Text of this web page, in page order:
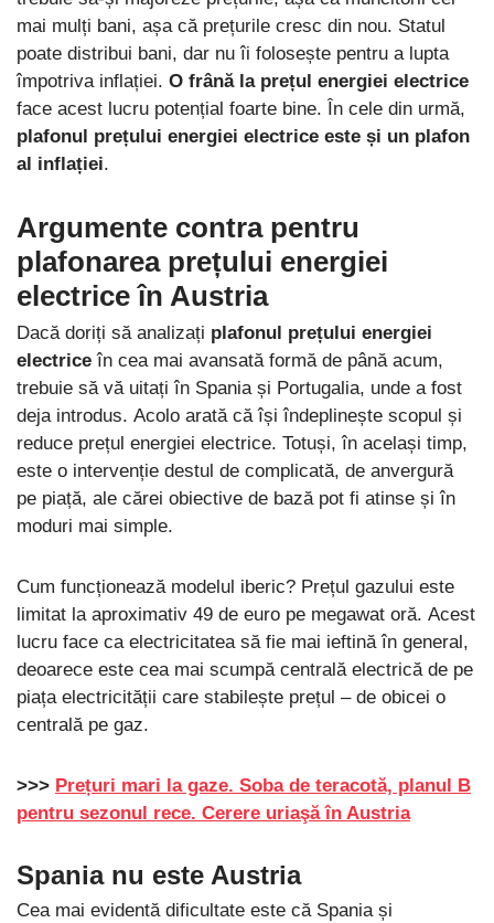
mai mulți bani, așa că prețurile cresc din nou. Statul
poate distribui bani, dar nu îi folosește pentru a lupta
împotriva inflației. O frână la prețul energiei electrice
face acest lucru potențial foarte bine. În cele din urmă,
plafonul prețului energiei electrice este și un plafon
al inflației.
Argumente contra pentru
plafonarea prețului energiei
electrice în Austria
Dacă doriți să analizați plafonul prețului energiei
electrice în cea mai avansată formă de până acum,
trebuie să vă uitați în Spania și Portugalia, unde a fost
deja introdus. Acolo arată că își îndeplinește scopul și
reduce prețul energiei electrice. Totuși, în același timp,
este o intervenție destul de complicată, de anvergură
pe piață, ale cărei obiective de bază pot fi atinse și în
moduri mai simple.
Cum funcționează modelul iberic? Prețul gazului este
limitat la aproximativ 49 de euro pe megawat oră. Acest
lucru face ca electricitatea să fie mai ieftină în general,
deoarece este cea mai scumpă centrală electrică de pe
piața electricității care stabilește prețul – de obicei o
centrală pe gaz.
>>> Prețuri mari la gaze. Soba de teracotă, planul B
pentru sezonul rece. Cerere uriaşă în Austria
Spania nu este Austria
Cea mai evidentă dificultate este că Spania și